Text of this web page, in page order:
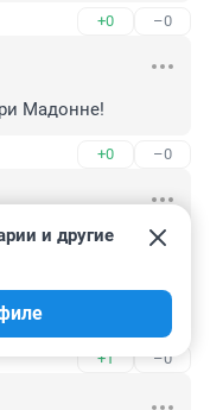
+0 –0
Мадонне!
+0 –0
летний Ярославль.
усилить защиту
понятный дизайн
+1 –0
и другие